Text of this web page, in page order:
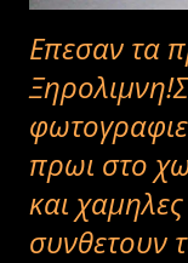
Επεσαν τα
πρωι στο
και
συνθετουν